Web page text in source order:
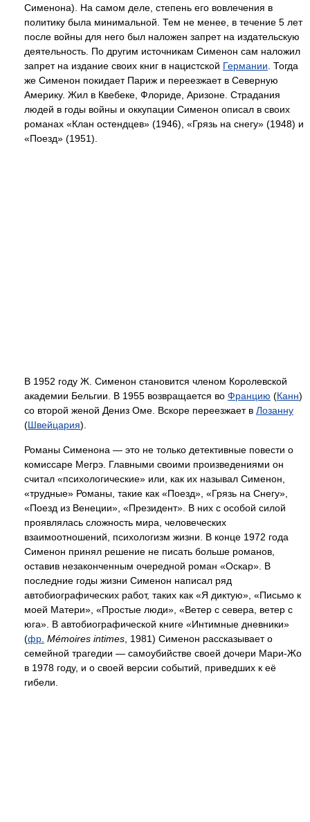
Сименона). На самом деле, степень его вовлечения в
политику была минимальной. Тем не менее, в течение 5 лет
после войны для него был наложен запрет на издательскую
деятельность. По другим источникам Сименон сам наложил
запрет на издание своих книг в нацистской Германии . Тогда
же Сименон покидает Париж и переезжает в Северную
Америку. Жил в Квебеке, Флориде, Аризоне. Страдания
людей в годы войны и оккупации Сименон описал в своих
романах «Клан остендцев» (1946), «Грязь на снегу» (1948) и
«Поезд» (1951).
В 1952 году Ж. Сименон становится членом Королевской
академии Бельгии. В 1955 возвращается во Францию (Канн)
со второй женой Дениз Оме. Вскоре переезжает в Лозанну
(Швейцария).
Романы Сименона — это не только детективные повести о
комиссаре Мегрэ. Главными своими произведениями он
считал «психологические» или, как их называл Сименон,
«трудные» Романы, такие как «Поезд», «Грязь на Снегу»,
«Поезд из Венеции», «Президент». В них с особой силой
проявлялась сложность мира, человеческих
взаимоотношений, психологизм жизни. В конце 1972 года
Сименон принял решение не писать больше романов,
оставив незаконченным очередной роман «Оскар». В
последние годы жизни Сименон написал ряд
автобиографических работ, таких как «Я диктую», «Письмо к
моей Матери», «Простые люди», «Ветер с севера, ветер с
юга». В автобиографической книге «Интимные дневники»
(фр. Mémoires intimes , 1981) Сименон рассказывает о
семейной трагедии — самоубийстве своей дочери Мари-Жо
в 1978 году, и о своей версии событий, приведших к её
гибели.